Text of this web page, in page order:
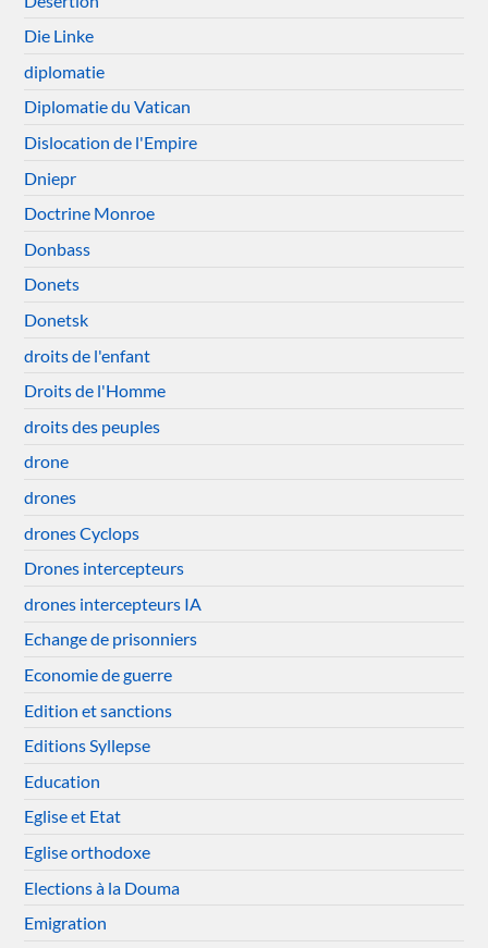
Die Linke
diplomatie
Diplomatie du Vatican
Dislocation de l'Empire
Dniepr
Doctrine Monroe
Donbass
Donets
Donetsk
droits de l'enfant
Droits de l'Homme
droits des peuples
drone
drones
drones Cyclops
Drones intercepteurs
drones intercepteurs IA
Echange de prisonniers
Economie de guerre
Edition et sanctions
Editions Syllepse
Education
Eglise et Etat
Eglise orthodoxe
Elections à la Douma
Emigration